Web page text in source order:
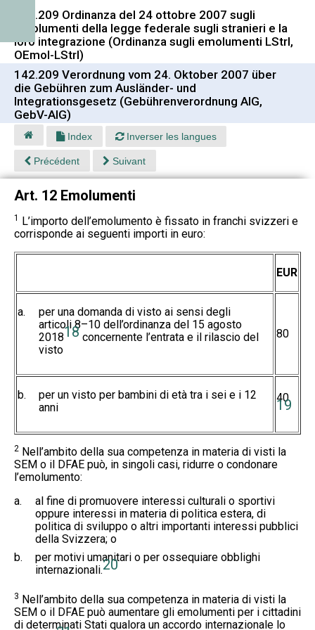
142.209 Ordinanza del 24 ottobre 2007 sugli
emolumenti della legge federale sugli stranieri e la
loro integrazione (Ordinanza sugli emolumenti LStrI,
OEmol-LStrI)
142.209 Verordnung vom 24. Oktober 2007 über
die Gebühren zum Ausländer- und
Integrationsgesetz (Gebührenverordnung AIG,
GebV-AIG)
Index Inverser les langues
Précédent Suivant
Art. 12 Emolumenti
1 L’importo dell’emolumento è fissato in franchi svizzeri e
corrisponde ai seguenti importi in euro:
EUR
a.
per una domanda di visto ai sensi degli
articoli 8–10 dell’ordinanza del 15 agosto
201818 concernente l’entrata e il rilascio del
visto
80
b.
per un visto per bambini di età tra i sei e i 12
anni
40.
19
2 Nell’ambito della sua competenza in materia di visti la
SEM o il DFAE può, in singoli casi, ridurre o condonare
l’emolumento:
a.
al fine di promuovere interessi culturali o sportivi
oppure interessi in materia di politica estera, di
politica di sviluppo o altri importanti interessi pubblici
della Svizzera; o
b.
per motivi umanitari o per ossequiare obblighi
internazionali.20
3 Nell’ambito della sua competenza in materia di visti la
SEM o il DFAE può aumentare gli emolumenti per i cittadini
di determinati Stati qualora un accordo internazionale lo